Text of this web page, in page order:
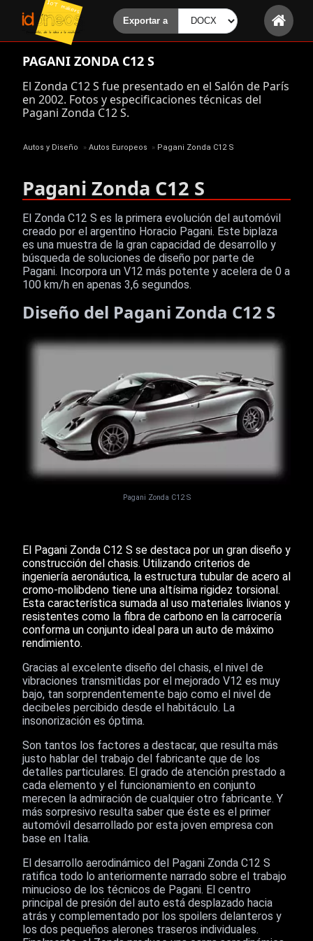
PAGANI ZONDA C12 S
El Zonda C12 S fue presentado en el Salón de París
en 2002. Fotos y especificaciones técnicas del
Pagani Zonda C12 S.
Autos y Diseño » Autos Europeos » Pagani Zonda C12 S
Pagani Zonda C12 S
El Zonda C12 S es la primera evolución del automóvil
creado por el argentino Horacio Pagani. Este biplaza
es una muestra de la gran capacidad de desarrollo y
búsqueda de soluciones de diseño por parte de
Pagani. Incorpora un V12 más potente y acelera de 0 a
100 km/h en apenas 3,6 segundos.
Diseño del Pagani Zonda C12 S
Pagani Zonda C12 S
El Pagani Zonda C12 S se destaca por un gran diseño y
construcción del chasis. Utilizando criterios de
ingeniería aeronáutica, la estructura tubular de acero al
cromo-molibdeno tiene una altísima rigidez torsional.
Esta característica sumada al uso materiales livianos y
resistentes como la fibra de carbono en la carrocería
conforma un conjunto ideal para un auto de máximo
rendimiento.
Gracias al excelente diseño del chasis, el nivel de
vibraciones transmitidas por el mejorado V12 es muy
bajo, tan sorprendentemente bajo como el nivel de
decibeles percibido desde el habitáculo. La
insonorización es óptima.
Son tantos los factores a destacar, que resulta más
justo hablar del trabajo del fabricante que de los
detalles particulares. El grado de atención prestado a
cada elemento y el funcionamiento en conjunto
merecen la admiración de cualquier otro fabricante. Y
más sorpresivo resulta saber que éste es el primer
automóvil desarrollado por esta joven empresa con
base en Italia.
El desarrollo aerodinámico del Pagani Zonda C12 S
ratifica todo lo anteriormente narrado sobre el trabajo
minucioso de los técnicos de Pagani. El centro
principal de presión del auto está desplazado hacia
atrás y complementado por los spoilers delanteros y
los dos pequeños alerones traseros individuales.